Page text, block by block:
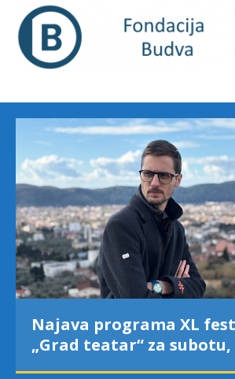
Najava programa XL
„Grad teatar“ za subotu,